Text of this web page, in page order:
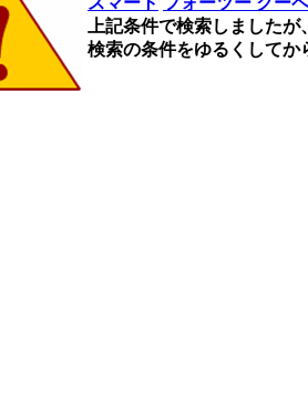
上記条件で検索しました
検索の条件をゆるくして